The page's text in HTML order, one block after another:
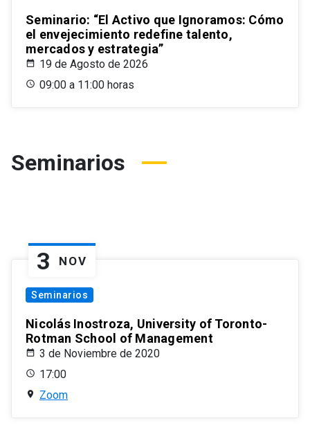
Seminario: “El Activo que Ignoramos: Cómo
el envejecimiento redefine talento,
mercados y estrategia”
19 de Agosto de 2026
09:00 a 11:00 horas
Seminarios
3 NOV
Seminarios
Nicolás Inostroza, University of Toronto-
Rotman School of Management
3 de Noviembre de 2020
17:00
Zoom